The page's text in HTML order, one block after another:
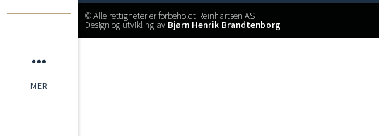
MER
© Alle rettigheter er forbeholdt Reinhartsen AS
Design og utvikling av Bjørn Henrik Brandtenborg